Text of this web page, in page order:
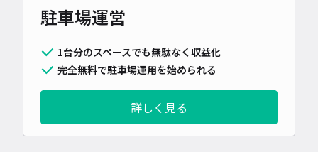
駐車場運営
1台分のスペースでも無駄なく収益化
完全無料で駐車場運用を始められる
詳しく見る